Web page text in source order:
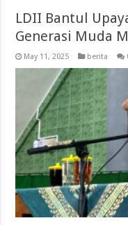
LDII Bantul
Generasi Muda
May 11, 2025 berita